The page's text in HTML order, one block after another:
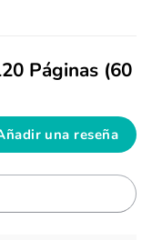
Páginas (60
una reseña